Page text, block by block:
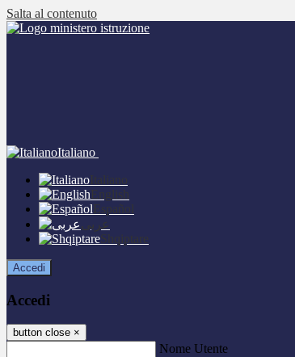
Salta al contenuto
Italiano
Italiano
English
Español
عربى
Shqiptare
Accedi
Accedi
button close ×
Nome Utente